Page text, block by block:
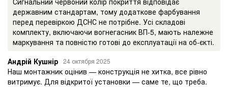
ПОЖЕЖНА БЕЗПЕКА УКРАЇНИ
державним стандартам, тому додаткове фарбування
перед перевіркою ДСНС не потрібне. Усі складові
комплекту, включаючи вогнегасник ВП-5, мають належне
маркування та повністю готові до експлуатації на об-єкті.
Андрій Кушнір 24 октября 2025
Наш монтажник оцінив — конструкція не хитка, все рівно
витримує. Для відкритої установки — саме те, що треба.